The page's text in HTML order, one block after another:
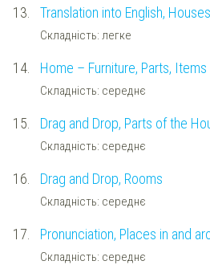
13. Translation into English, Houses
Складність: легке
14. Home – Furniture, Parts, Items
Складність: середнє
15. Drag and Drop, Parts of the
Складність: середнє
16. Drag and Drop, Rooms
Складність: середнє
17. Pronunciation, Places in and
Складність: середнє